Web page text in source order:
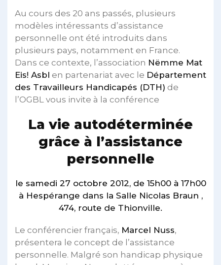
Au cours des 20 ans passés, plusieurs
modèles intéressants d’assistance
personnelle ont été introduits dans
plusieurs pays, notamment en France.
Dans ce contexte, l’association Nëmme Mat
Eis! Asbl en partenariat avec le Département
des Travailleurs Handicapés (DTH) de
l’OGBL vous invite à la conférence
La vie autodéterminée
grâce à l’assistance
personnelle
le samedi 27 octobre 2012, de 15h00 à 17h00
à Hespérange dans la Salle Nicolas Braun ,
474, route de Thionville.
Le conférencier français, Marcel Nuss,
présentera le concept de l’assistance
personnelle. Malgré son handicap physique